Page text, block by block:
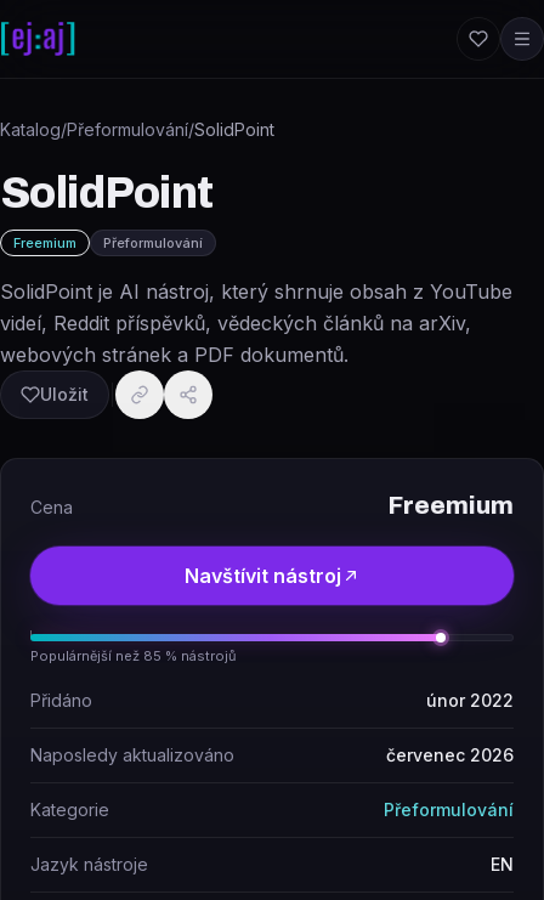
Katalog/Přeformulování/SolidPoint
SolidPoint
Freemium Přeformulování
SolidPoint je AI nástroj, který shrnuje obsah z YouTube
videí, Reddit příspěvků, vědeckých článků na arXiv,
webových stránek a PDF dokumentů.
Uložit
Cena Freemium
Navštívit nástroj
Populárnější než 85 % nástrojů
Přidáno únor 2022
Naposledy aktualizováno červenec 2026
Kategorie Přeformulování
Jazyk nástroje EN